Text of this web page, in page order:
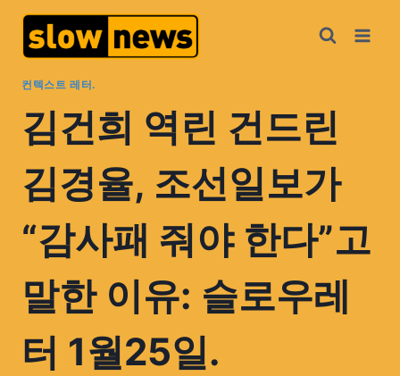
컨텍스트 레터.
김건희 역린 건드린
김경율, 조선일보가
“감사패 줘야 한다”고
말한 이유: 슬로우레
터 1월25일.